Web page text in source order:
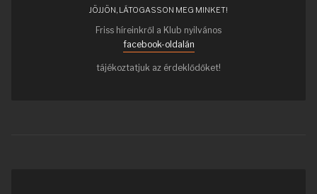
JÖJJÖN, LÁTOGASSON MEG MINKET!
Friss híreinkről a Klub nyilvános
facebook-oldalán
tájékoztatjuk az érdeklődőket!